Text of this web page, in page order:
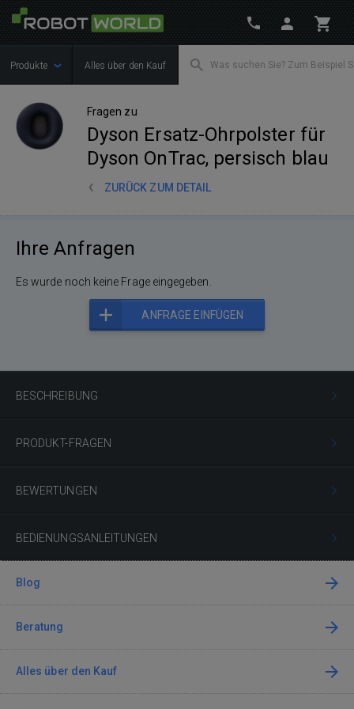
Produkte Alles über den Kauf
Fragen zu
Dyson Ersatz-Ohrpolster für
Dyson OnTrac, persisch blau
ZURÜCK ZUM DETAIL
BESCHREIBUNG
PRODUKT-FRAGEN
BEWERTUNGEN
BEDIENUNGSANLEITUNGEN
Ihre Anfragen
Es wurde noch keine Frage eingegeben.
ANFRAGE EINFÜGEN
Blog
Beratung
Alles über den Kauf